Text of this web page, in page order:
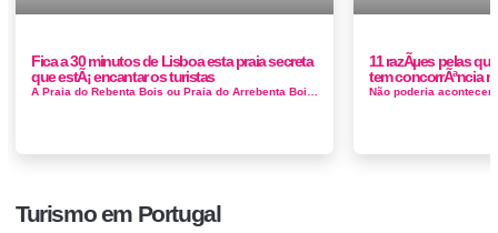
Fica a 30 minutos de Lisboa esta praia secreta
que estÃ¡ encantar os turistas
11 razÃµes pelas
tem concorrÃªncia
Turismo em Portugal